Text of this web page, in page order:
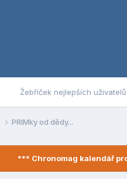
Žebříček nejlepších uživatelů
PRIMky od dědy...
*** Chronomag kalendář